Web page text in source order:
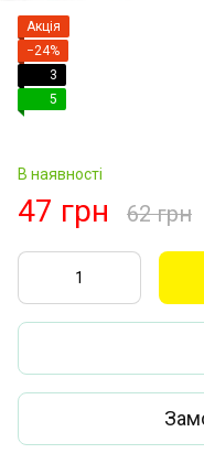
Акція
−24%
3
5
В наявності
47 грн 62 грн